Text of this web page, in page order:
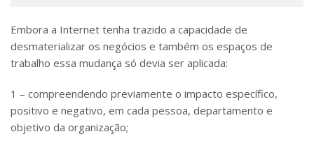
Embora a Internet tenha trazido a capacidade de
desmaterializar os negócios e também os espaços de
trabalho essa mudança só devia ser aplicada:
1 – compreendendo previamente o impacto específico,
positivo e negativo, em cada pessoa, departamento e
objetivo da organização;